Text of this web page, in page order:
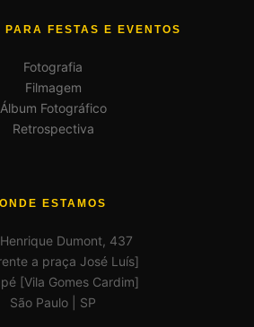
PARA FESTAS E EVENTOS
Fotografia
Filmagem
Álbum Fotográfico
Retrospectiva
ONDE ESTAMOS
Dumont, 437
a praça José Luís]
[Vila Gomes Cardim]
São Paulo | SP